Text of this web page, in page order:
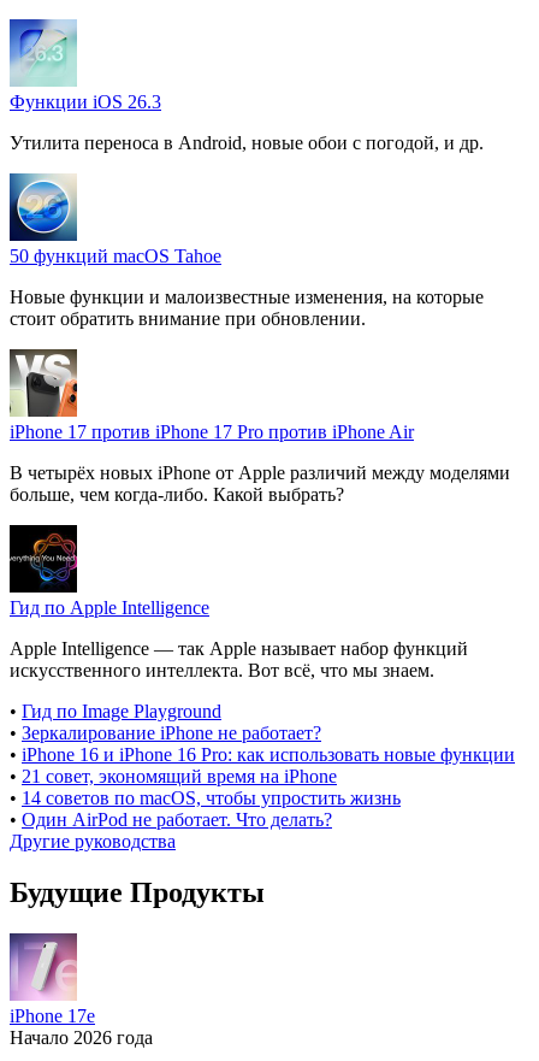
Функции iOS 26.3
Утилита переноса в Android, новые обои с погодой, и др.
50 функций macOS Tahoe
Новые функции и малоизвестные изменения, на которые
стоит обратить внимание при обновлении.
iPhone 17 против iPhone 17 Pro против iPhone Air
В четырёх новых iPhone от Apple различий между моделями
больше, чем когда-либо. Какой выбрать?
Гид по Apple Intelligence
Apple Intelligence — так Apple называет набор функций
искусственного интеллекта. Вот всё, что мы знаем.
• Гид по Image Playground
• Зеркалирование iPhone не работает?
• iPhone 16 и iPhone 16 Pro: как использовать новые функции
• 21 совет, экономящий время на iPhone
• 14 советов по macOS, чтобы упростить жизнь
• Один AirPod не работает. Что делать?
Другие руководства
Будущие Продукты
iPhone 17e
Начало 2026 года